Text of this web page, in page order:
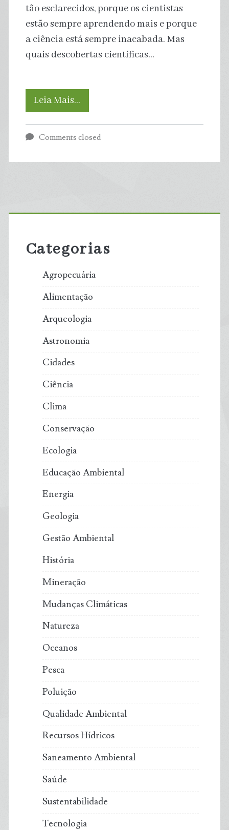
tão esclarecidos, porque os cientistas
estão sempre aprendendo mais e porque
a ciência está sempre inacabada. Mas
quais descobertas científicas…
Leia Mais…
6
2024
Comments closed
Primary
Categorias
Agropecuária
Alimentação
Arqueologia
Astronomia
Cidades
Ciência
Clima
Conservação
Ecologia
Educação Ambiental
Energia
Geologia
Gestão Ambiental
História
Mineração
Mudanças Climáticas
Natureza
Oceanos
Pesca
Poluição
Qualidade Ambiental
Recursos Hídricos
Saneamento Ambiental
Saúde
Sustentabilidade
Tecnologia